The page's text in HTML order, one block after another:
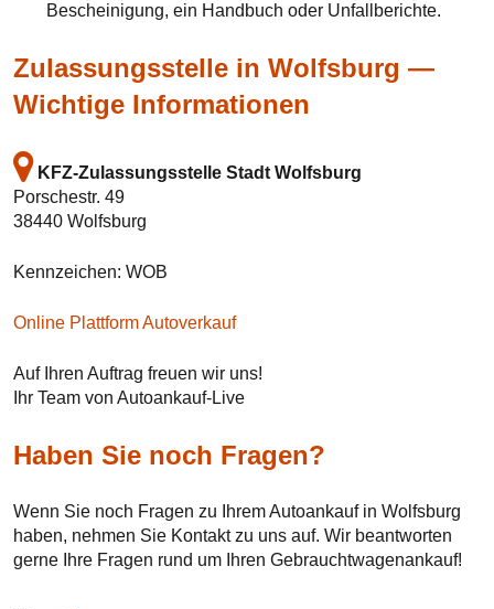
Bescheinigung, ein Handbuch oder Unfallberichte.
Zulassungsstelle in Wolfsburg —
Wichtige Informationen
KFZ-Zulassungsstelle Stadt Wolfsburg
Porschestr. 49
38440 Wolfsburg
Kennzeichen: WOB
Online Plattform Autoverkauf
Auf Ihren Auftrag freuen wir uns!
Ihr Team von Autoankauf-Live
Haben Sie noch Fragen?
Wenn Sie noch Fragen zu Ihrem Autoankauf in Wolfsburg
haben, nehmen Sie Kontakt zu uns auf. Wir beantworten
gerne Ihre Fragen rund um Ihren Gebrauchtwagenankauf!